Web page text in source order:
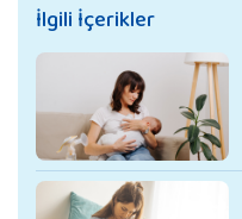
İlgili İçerikler